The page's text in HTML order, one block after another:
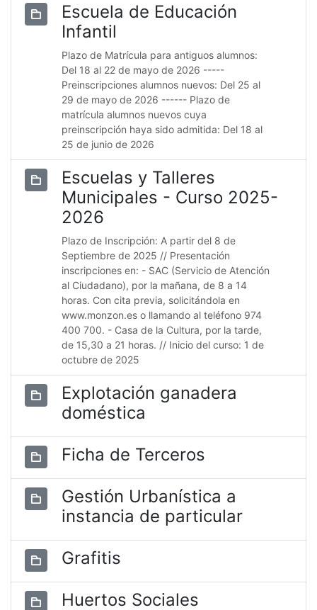
Escuela de Educación
Infantil
Plazo de Matrícula para antiguos alumnos:
Del 18 al 22 de mayo de 2026 -----
Preinscripciones alumnos nuevos: Del 25 al
29 de mayo de 2026 ------ Plazo de
matrícula alumnos nuevos cuya
preinscripción haya sido admitida: Del 18 al
25 de junio de 2026
Escuelas y Talleres
Municipales - Curso 2025-
2026
Plazo de Inscripción: A partir del 8 de
Septiembre de 2025 // Presentación
inscripciones en: - SAC (Servicio de Atención
al Ciudadano), por la mañana, de 8 a 14
horas. Con cita previa, solicitándola en
www.monzon.es o llamando al teléfono 974
400 700. - Casa de la Cultura, por la tarde,
de 15,30 a 21 horas. // Inicio del curso: 1 de
octubre de 2025
Explotación ganadera
doméstica
Ficha de Terceros
Gestión Urbanística a
instancia de particular
Grafitis
Huertos Sociales